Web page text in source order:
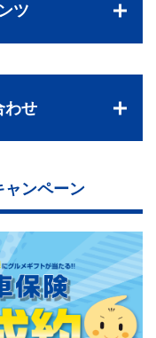
ツ
わせ
ャンペーン